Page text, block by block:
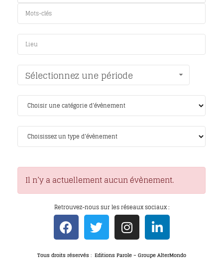
Sélectionnez une période
Il n’y a actuellement aucun évènement.
Retrouvez-nous sur les réseaux sociaux :
Tous droits réservés : Editions Parole – Groupe AlterMondo